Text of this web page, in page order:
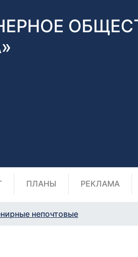
ПЛАНЫ РЕКЛАМА
непочтовые